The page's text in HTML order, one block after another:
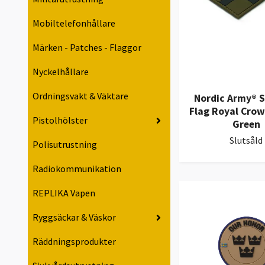
Mobiltelefonhållare
Märken - Patches - Flaggor
Nyckelhållare
Ordningsvakt & Väktare
Pistolhölster
Polisutrustning
Radiokommunikation
REPLIKA Vapen
Ryggsäckar & Väskor
Räddningsprodukter
Nordic Army®
Flag Royal
Green
Slutsåld